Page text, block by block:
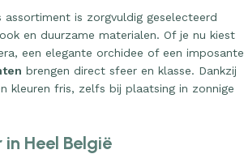
assortiment is zorgvuldig geselecteerd
en duurzame materialen. Of je nu kiest
een elegante orchidee of een imposante
brengen direct sfeer en klasse. Dankzij
kleuren fris, zelfs bij plaatsing in zonnige
Heel België